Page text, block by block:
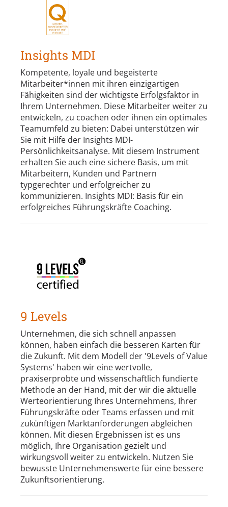
Insights MDI
Kompetente, loyale und begeisterte
Mitarbeiter*innen mit ihren einzigartigen
Fähigkeiten sind der wichtigste Erfolgsfaktor in
Ihrem Unternehmen. Diese Mitarbeiter weiter zu
entwickeln, zu coachen oder ihnen ein optimales
Teamumfeld zu bieten: Dabei unterstützen wir
Sie mit Hilfe der Insights MDI-
Persönlichkeitsanalyse. Mit diesem Instrument
erhalten Sie auch eine sichere Basis, um mit
Mitarbeitern, Kunden und Partnern
typgerechter und erfolgreicher zu
kommunizieren. Insights MDI: Basis für ein
erfolgreiches Führungskräfte Coaching.
9 Levels
Unternehmen, die sich schnell anpassen
können, haben einfach die besseren Karten für
die Zukunft. Mit dem Modell der '9Levels of Value
Systems' haben wir eine wertvolle,
praxiserprobte und wissenschaftlich fundierte
Methode an der Hand, mit der wir die aktuelle
Werteorientierung Ihres Unternehmens, Ihrer
Führungskräfte oder Teams erfassen und mit
zukünftigen Marktanforderungen abgleichen
können. Mit diesen Ergebnissen ist es uns
möglich, Ihre Organisation gezielt und
wirkungsvoll weiter zu entwickeln. Nutzen Sie
bewusste Unternehmenswerte für eine bessere
Zukunftsorientierung.